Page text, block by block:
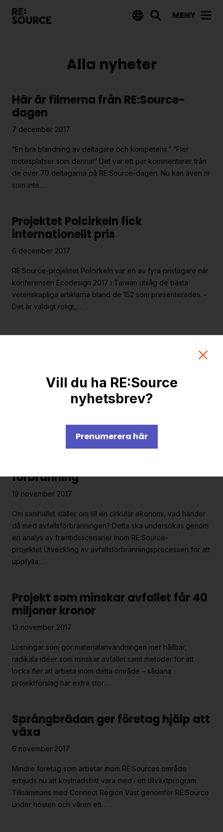
MENY
Tips på utlysningar
Projektdatabas
Rapporter från RE:Source
Om RE:Source
Programorganisation
Medlemskap
Grafisk profil och mallar
Alla nyheter
Här är filmerna från RE:Source-
dagen
7 december 2017
”En bra blandning av deltagare och kompetens.” ”Fler
mötesplatser som denna!” Det var ett par kommentarer från
de över 70 deltagarna på RE:Source-dagen. Nu kan även ni
som inte…
Projektet Polcirkeln fick
internationellt pris
6 december 2017
RE:Source-projektet Polcirkeln var en av fyra pristagare när
konferensen Ecodesign 2017 i Taiwan utsåg de bästa
vetenskapliga artiklarna bland de 152 som presenterades. –
Det är väldigt roligt,…
Under hösten har RE:Source startat ett antal enskilda projekt
som syftar till att studera och kartlägga potentialer och
förbränning
19 november 2017
Om samhället ställer om till en cirkulär ekonomi, vad händer
då med avfallsförbränningen? Detta ska undersökas genom
en analys av framtidsscenarier inom RE:Source-
projektet Utveckling av avfallsförbränningsprocessen för att
uppfylla…
Projekt som minskar avfallet får 40
miljoner kronor
13 november 2017
Lösningar som gör materialanvändningen mer hållbar,
radikala idéer som minskar avfallet samt metoder för att
locka fler att arbeta inom detta område – sådana
projektförslag har extra stor…
Språngbrädan ger företag hjälp att
växa
6 november 2017
Mindre företag som arbetar inom RE:Sources område
erbjuds nu att kostnadsfritt vara med i ett tillväxtprogram.
Tillsammans med Connect Region Väst genomför RE:Source
under hösten och våren ett…
Vill du ha RE:Source
nyhetsbrev?
Prenumerera här